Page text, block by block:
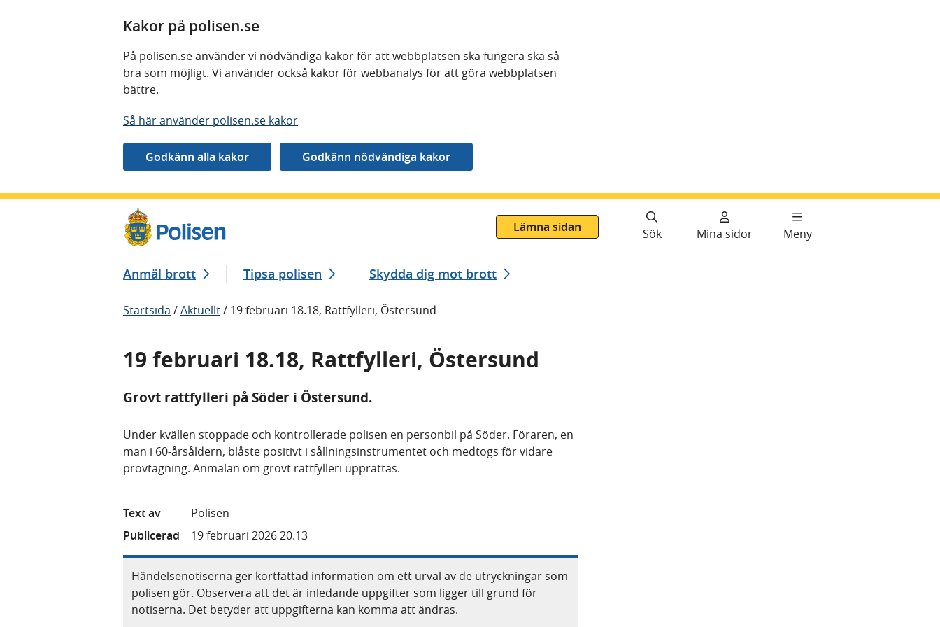
Kakor på polisen.se
På polisen.se använder vi nödvändiga kakor för att webbplatsen ska fungera ska så
bra som möjligt. Vi använder också kakor för webbanalys för att göra webbplatsen
bättre.
Så här använder polisen.se kakor
Lämna sidan
Sök Mina sidor Meny
Anmäl brott Tipsa polisen Skydda dig mot brott
Startsida /Aktuellt/ 19 februari 18.18, Rattfylleri, Östersund
19 februari 18.18, Rattfylleri, Östersund
Grovt rattfylleri på Söder i Östersund.
Under kvällen stoppade och kontrollerade polisen en personbil på Söder. Föraren, en
man i 60-årsåldern, blåste positivt i sållningsinstrumentet och medtogs för vidare
provtagning. Anmälan om grovt rattfylleri upprättas.
Text av
Polisen
Publicerad
19 februari 2026 20.13
Händelsenotiserna ger kortfattad information om ett urval av de utryckningar som
polisen gör. Observera att det är inledande uppgifter som ligger till grund för
notiserna. Det betyder att uppgifterna kan komma att ändras.